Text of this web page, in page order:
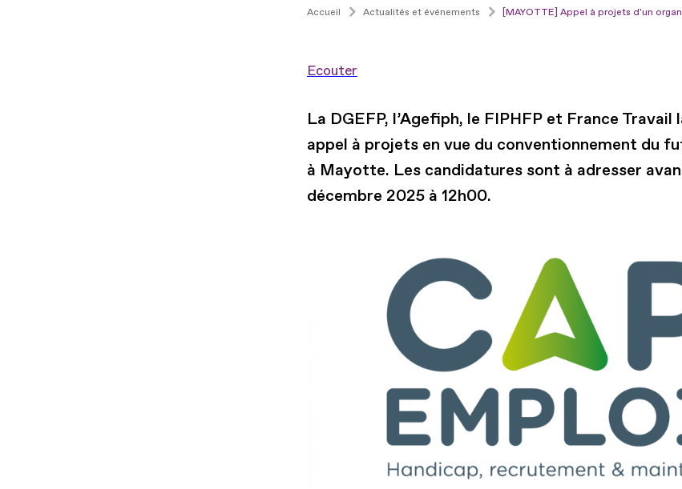
Accueil Actualités et événements [MAYOTTE] Appel à projets d'un
Ecouter
La DGEFP, l’Agefiph, le FIPHFP et France Travail
appel à projets en vue du conventionnement du
à Mayotte. Les candidatures sont à adresser
décembre 2025 à 12h00.